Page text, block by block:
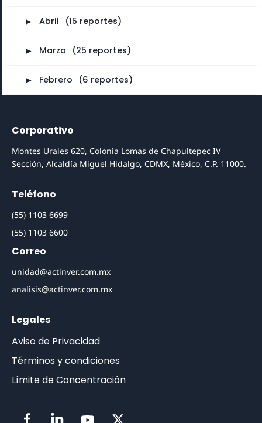
► Abril (15 reportes)
► Marzo (25 reportes)
► Febrero (6 reportes)
Corporativo
Montes Urales 620, Colonia Lomas de Chapultepec IV
Sección, Alcaldía Miguel Hidalgo, CDMX, México, C.P. 11000.
Teléfono
(55) 1103 6699
(55) 1103 6600
Correo
unidad@actinver.com.mx
analisis@actinver.com.mx
Legales
Aviso de Privacidad
Términos y condiciones
Límite de Concentración